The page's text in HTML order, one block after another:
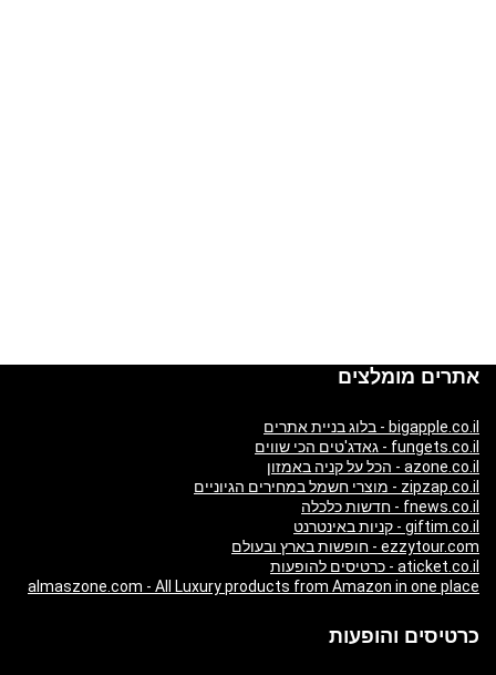
אתרים מומלצים
bigapple.co.il - בלוג בניית אתרים
fungets.co.il - גאדג'טים הכי שווים
azone.co.il - הכל על קניה באמזון
zipzap.co.il - מוצרי חשמל במחירים הגיוניים
fnews.co.il - חדשות כלכלה
giftim.co.il - קניות באינטרנט
ezzytour.com - חופשות בארץ ובעולם
aticket.co.il - כרטיסים להופעות
almaszone.com - All Luxury products from Amazon in one place
כרטיסים והופעות